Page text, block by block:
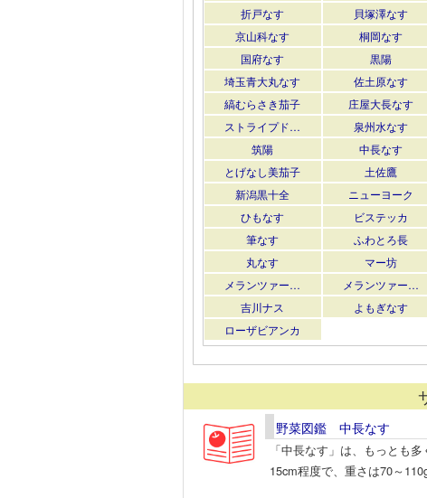
折戸なす
貝塚澤なす
京山科なす
桐岡なす
国府なす
黒陽
埼玉青大丸なす
佐土原なす
縞むらさき茄子
庄屋大長なす
ストライプド…
泉州水なす
筑陽
中長なす
とげなし美茄子
土佐鷹
新潟黒十全
ニューヨーク
ひもなす
ビステッカ
筆なす
ふわとろ長
丸なす
マー坊
メランツァー…
メランツァー…
吉川ナス
よもぎなす
ローザビアンカ
野菜図鑑 中長なす
「中長なす」は、もっとも
15cm程度で、重さは70～